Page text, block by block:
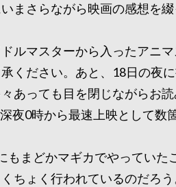
まさらながら映画の感想を
ルマスターから入ったアニ
ください。あと、18日の夜
あっても目を閉じながらお読
夜0時から最速上映として数
もまどかマギカでやっていた
ちょく行われているのだろ